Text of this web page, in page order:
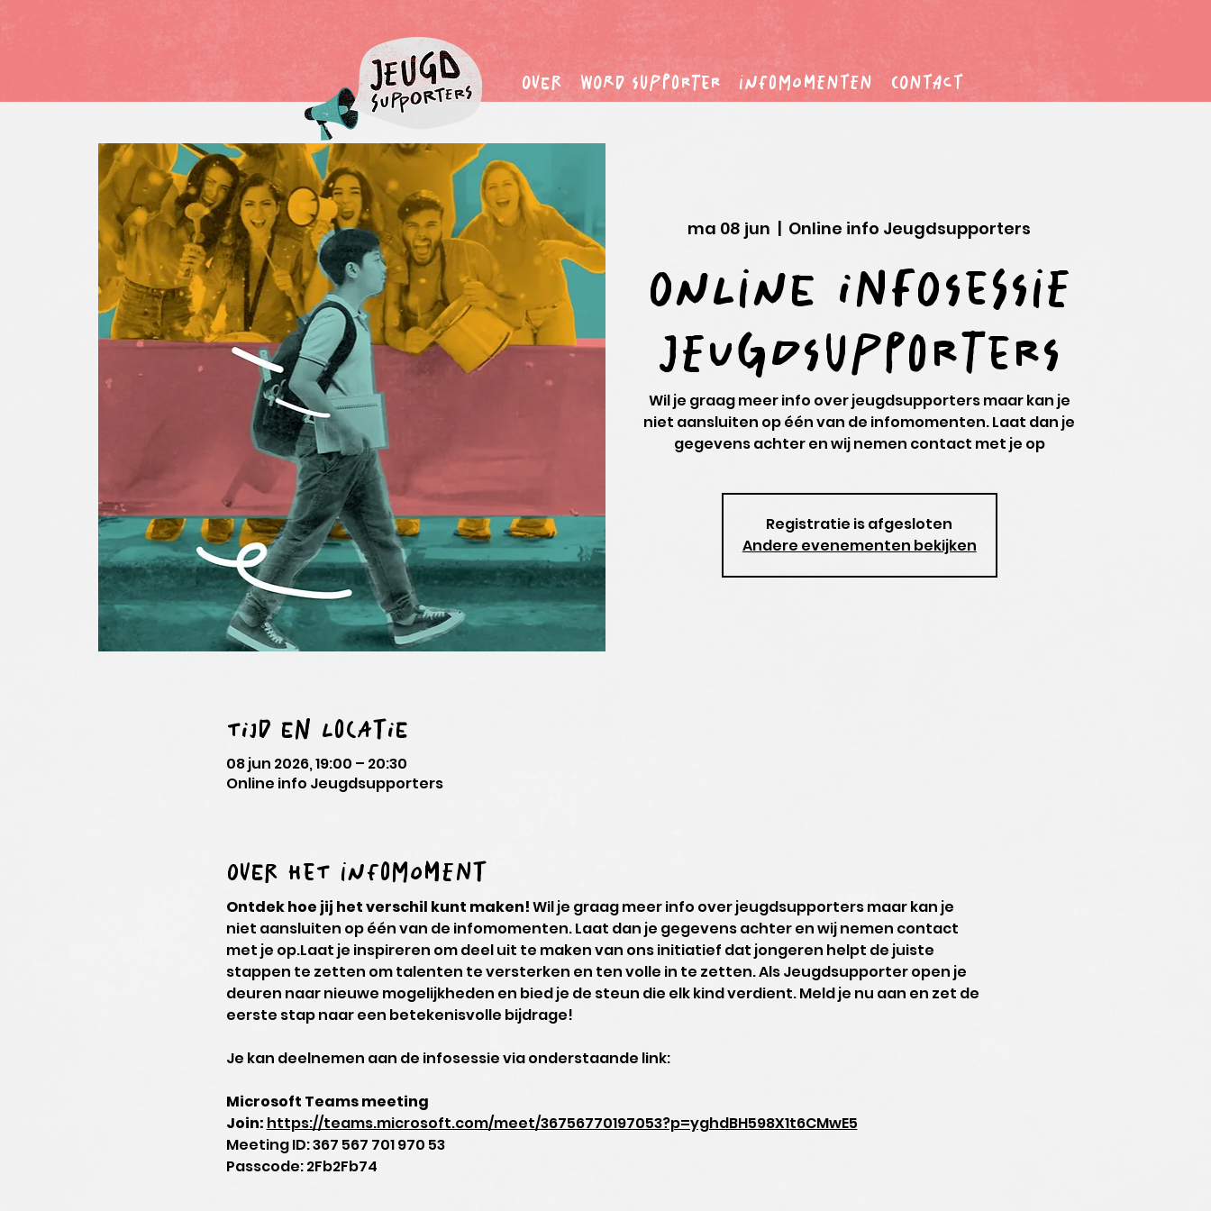
Over word supporter infomomenten contact
ma 08 jun
  |
Online info Jeugdsupporters
Online infosessie
Jeugdsupporters
Wil je graag meer info over jeugdsupporters maar kan je
niet aansluiten op één van de infomomenten. Laat dan je
gegevens achter en wij nemen contact met je op
Registratie is afgesloten
Andere evenementen bekijken
Tijd en locatie
08 jun 2026, 19:00 – 20:30
Online info Jeugdsupporters
Over het infomoment
Ontdek hoe jij het verschil kunt maken! Wil je graag meer info over jeugdsupporters maar kan je
niet aansluiten op één van de infomomenten. Laat dan je gegevens achter en wij nemen contact
met je op.Laat je inspireren om deel uit te maken van ons initiatief dat jongeren helpt de juiste
stappen te zetten om talenten te versterken en ten volle in te zetten. Als Jeugdsupporter open je
deuren naar nieuwe mogelijkheden en bied je de steun die elk kind verdient. Meld je nu aan en zet de
eerste stap naar een betekenisvolle bijdrage!
Je kan deelnemen aan de infosessie via onderstaande link:
Microsoft Teams meeting
Join: https://teams.microsoft.com/meet/36756770197053?p=yghdBH598X1t6CMwE5
Meeting ID: 367 567 701 970 53
Passcode: 2Fb2Fb74